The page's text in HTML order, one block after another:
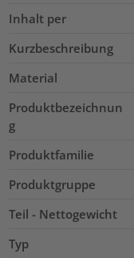
Inhalt per
Kurzbeschreibung
Material
Produktbezeichnun
g
Produktfamilie
Produktgruppe
Teil - Nettogewicht
Typ